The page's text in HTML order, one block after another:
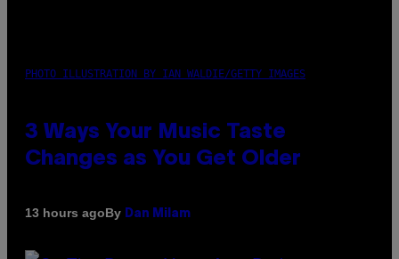
PHOTO ILLUSTRATION BY IAN WALDIE/GETTY IMAGES
3 Ways Your Music Taste
Changes as You Get Older
13 hours agoBy Dan Milam